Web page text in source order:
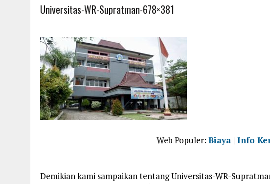
Universitas-WR-Supratman-678×381
Web Populer: Biaya| Info
Demikian kami sampaikan tentang Universitas-WR-